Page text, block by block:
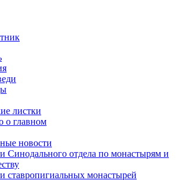
листки
о главном
новости
Синодального отдела по монастырям и
ставропигиальных монастырей